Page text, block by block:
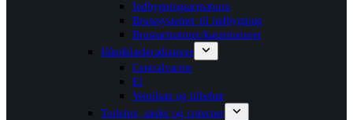
Indbygningsarmaturer
Brusesystemer til indbygning
Brusearmaturer/kararmaturer
Håndklæderadiatorer
Centralvarme
El
Ventilsæt og tilbehør
Toiletter, sæder og cisterner